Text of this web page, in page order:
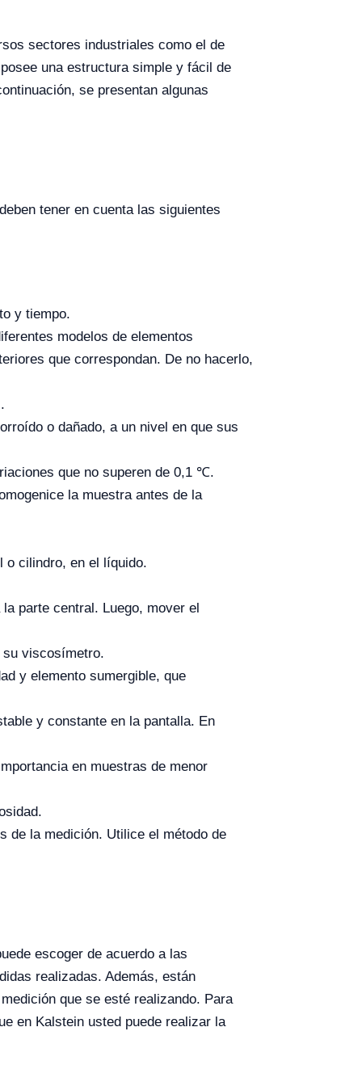
sectores industriales como el de
una estructura simple y fácil de
se presentan algunas
tener en cuenta las siguientes
y tiempo.
modelos de elementos
que correspondan. De no hacerlo,
o dañado, a un nivel en que sus
que no superen de 0,1 ℃.
la muestra antes de la
o cilindro, en el líquido.
parte central. Luego, mover el
su viscosímetro.
y elemento sumergible, que
y constante en la pantalla. En
en muestras de menor
de la medición. Utilice el método de
escoger de acuerdo a las
realizadas. Además, están
que se esté realizando. Para
en Kalstein usted puede realizar la